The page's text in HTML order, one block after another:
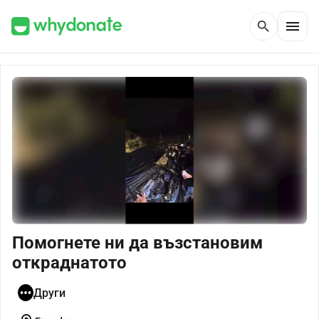
search menu
Помогнете ни да възстановим
откраднатото
Други